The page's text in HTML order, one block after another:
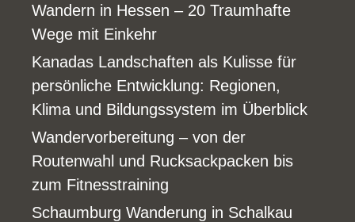
Wandern in Hessen – 20 Traumhafte
Wege mit Einkehr
Kanadas Landschaften als Kulisse für
persönliche Entwicklung: Regionen,
Klima und Bildungssystem im Überblick
Wandervorbereitung – von der
Routenwahl und Rucksackpacken bis
zum Fitnesstraining
Schaumburg Wanderung in Schalkau